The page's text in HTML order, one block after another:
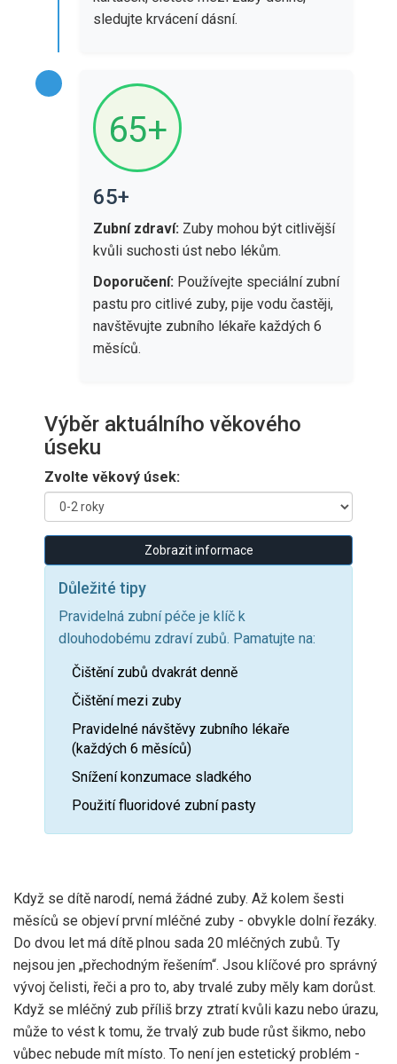
sledujte krvácení dásní.
65+
65+
Zubní zdraví: Zuby mohou být citlivější
kvůli suchosti úst nebo lékům.
Doporučení: Používejte speciální zubní
pastu pro citlivé zuby, pije vodu častěji,
navštěvujte zubního lékaře každých 6
měsíců.
Výběr aktuálního věkového
úseku
Zvolte věkový úsek:
Zobrazit informace
Důležité tipy
Pravidelná zubní péče je klíč k
dlouhodobému zdraví zubů. Pamatujte na:
Čištění zubů dvakrát denně
Čištění mezi zuby
Pravidelné návštěvy zubního lékaře
(každých 6 měsíců)
Snížení konzumace sladkého
Použití fluoridové zubní pasty
Když se dítě narodí, nemá žádné zuby. Až kolem šesti
měsíců se objeví první mléčné zuby - obvykle dolní řezáky.
Do dvou let má dítě plnou sada 20 mléčných zubů. Ty
nejsou jen „přechodným řešením“. Jsou klíčové pro správný
vývoj čelisti, řeči a pro to, aby trvalé zuby měly kam dorůst.
Když se mléčný zub příliš brzy ztratí kvůli kazu nebo úrazu,
může to vést k tomu, že trvalý zub bude růst šikmo, nebo
vůbec nebude mít místo. To není jen estetický problém -